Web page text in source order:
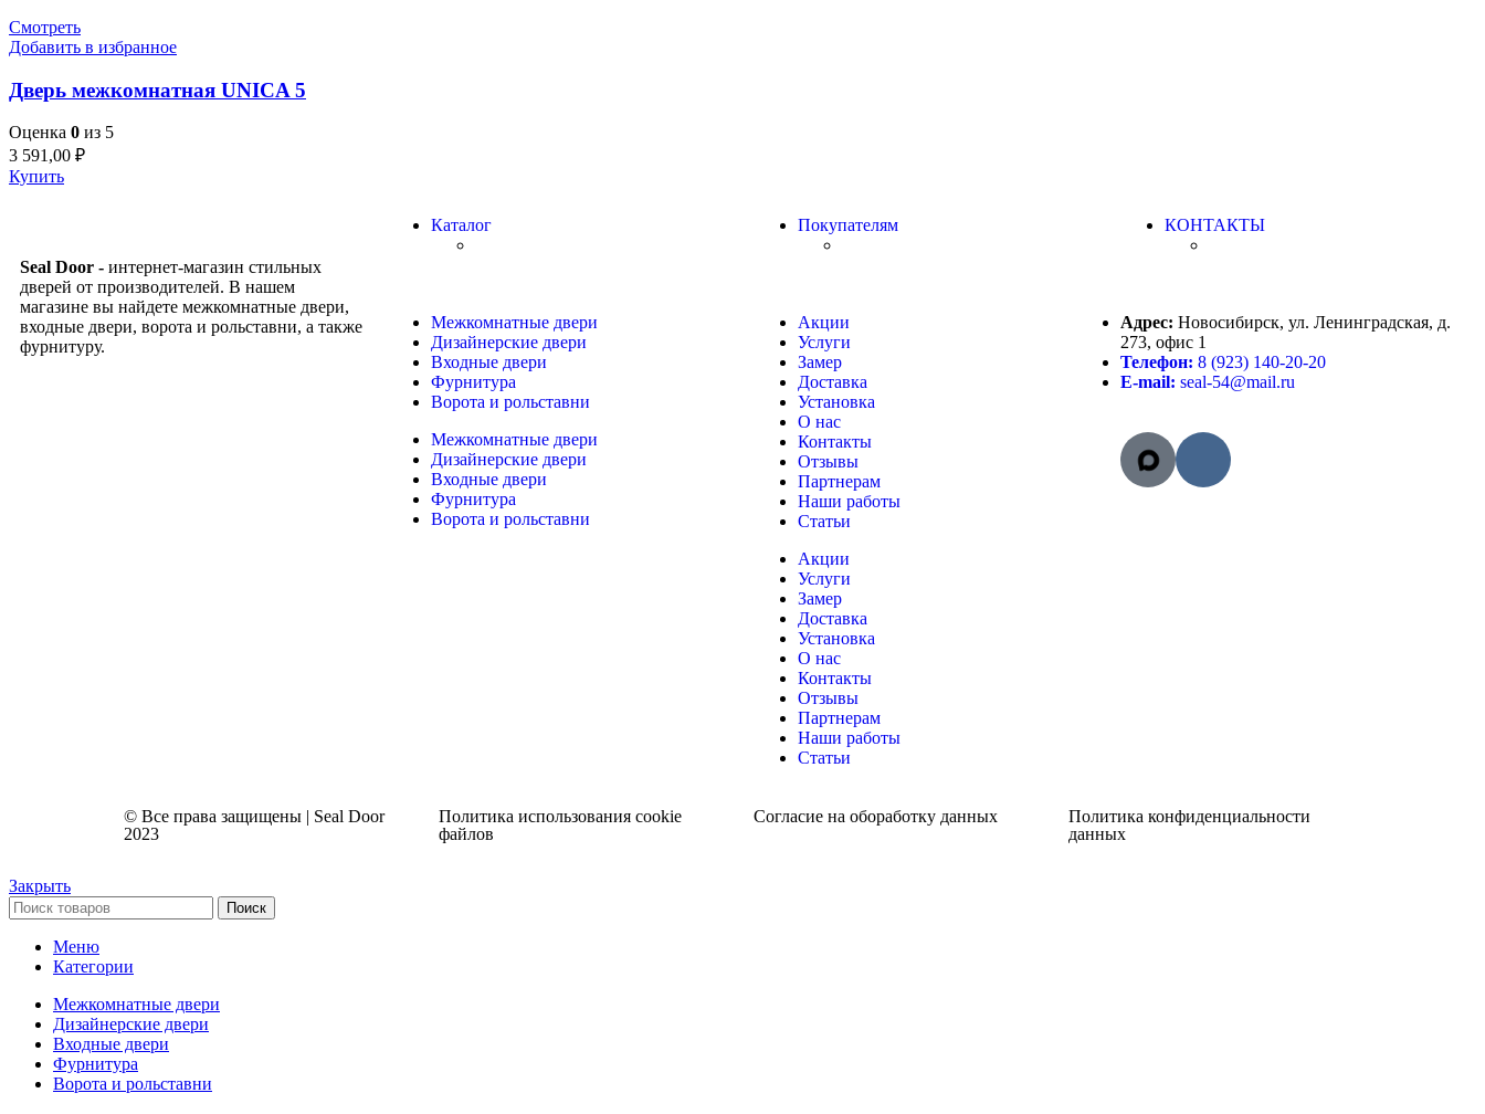
Смотреть
Добавить в избранное
Дверь межкомнатная UNICA 5
Оценка 0 из 5
3 591,00 ₽
Купить
Seal Door - интернет-магазин стильных
дверей от производителей. В нашем
магазине вы найдете межкомнатные двери,
входные двери, ворота и рольставни, а также
фурнитуру.
Каталог
Межкомнатные двери
Дизайнерские двери
Входные двери
Фурнитура
Ворота и рольставни
Межкомнатные двери
Дизайнерские двери
Входные двери
Фурнитура
Ворота и рольставни
Покупателям
Акции
Услуги
Замер
Доставка
Установка
О нас
Контакты
Отзывы
Партнерам
Наши работы
Статьи
Акции
Услуги
Замер
Доставка
Установка
О нас
Контакты
Отзывы
Партнерам
Наши работы
Статьи
КОНТАКТЫ
Адрес: Новосибирск, ул. Ленинградская, д.
273, офис 1
Телефон: 8 (923) 140-20-20
E-mail: seal-54@mail.ru
© Все права защищены | Seal Door
2023
Политика использования cookie
файлов
Согласие на обоработку данных
Политика конфиденциальности
данных
Закрыть
Поиск
Меню
Категории
Межкомнатные двери
Дизайнерские двери
Входные двери
Фурнитура
Ворота и рольставни